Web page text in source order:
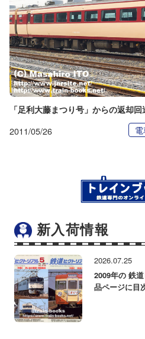
「足利大藤まつり号」からの返却
2011/05/26
新入荷情報
2026.07.25
2009年の 鉄
品ページに目